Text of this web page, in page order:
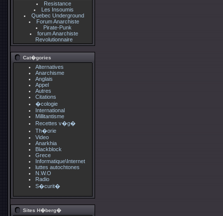
Resistance
Les Insoumis
Quebec Underground
Forum Anarchiste
Pirate-Punk
forum Anarchiste
Revolutionnaire
Cat�gories
Alternatives
Anarchisme
Anglais
Appel
Autres
Citations
�cologie
International
Millitantisme
Recettes v�g�
Th�orie
Video
Anarkhia
Blackblock
Grece
Informatique\Internet
luttes autochtones
N.W.O
Radio
S�curit�
Sites H�berg�